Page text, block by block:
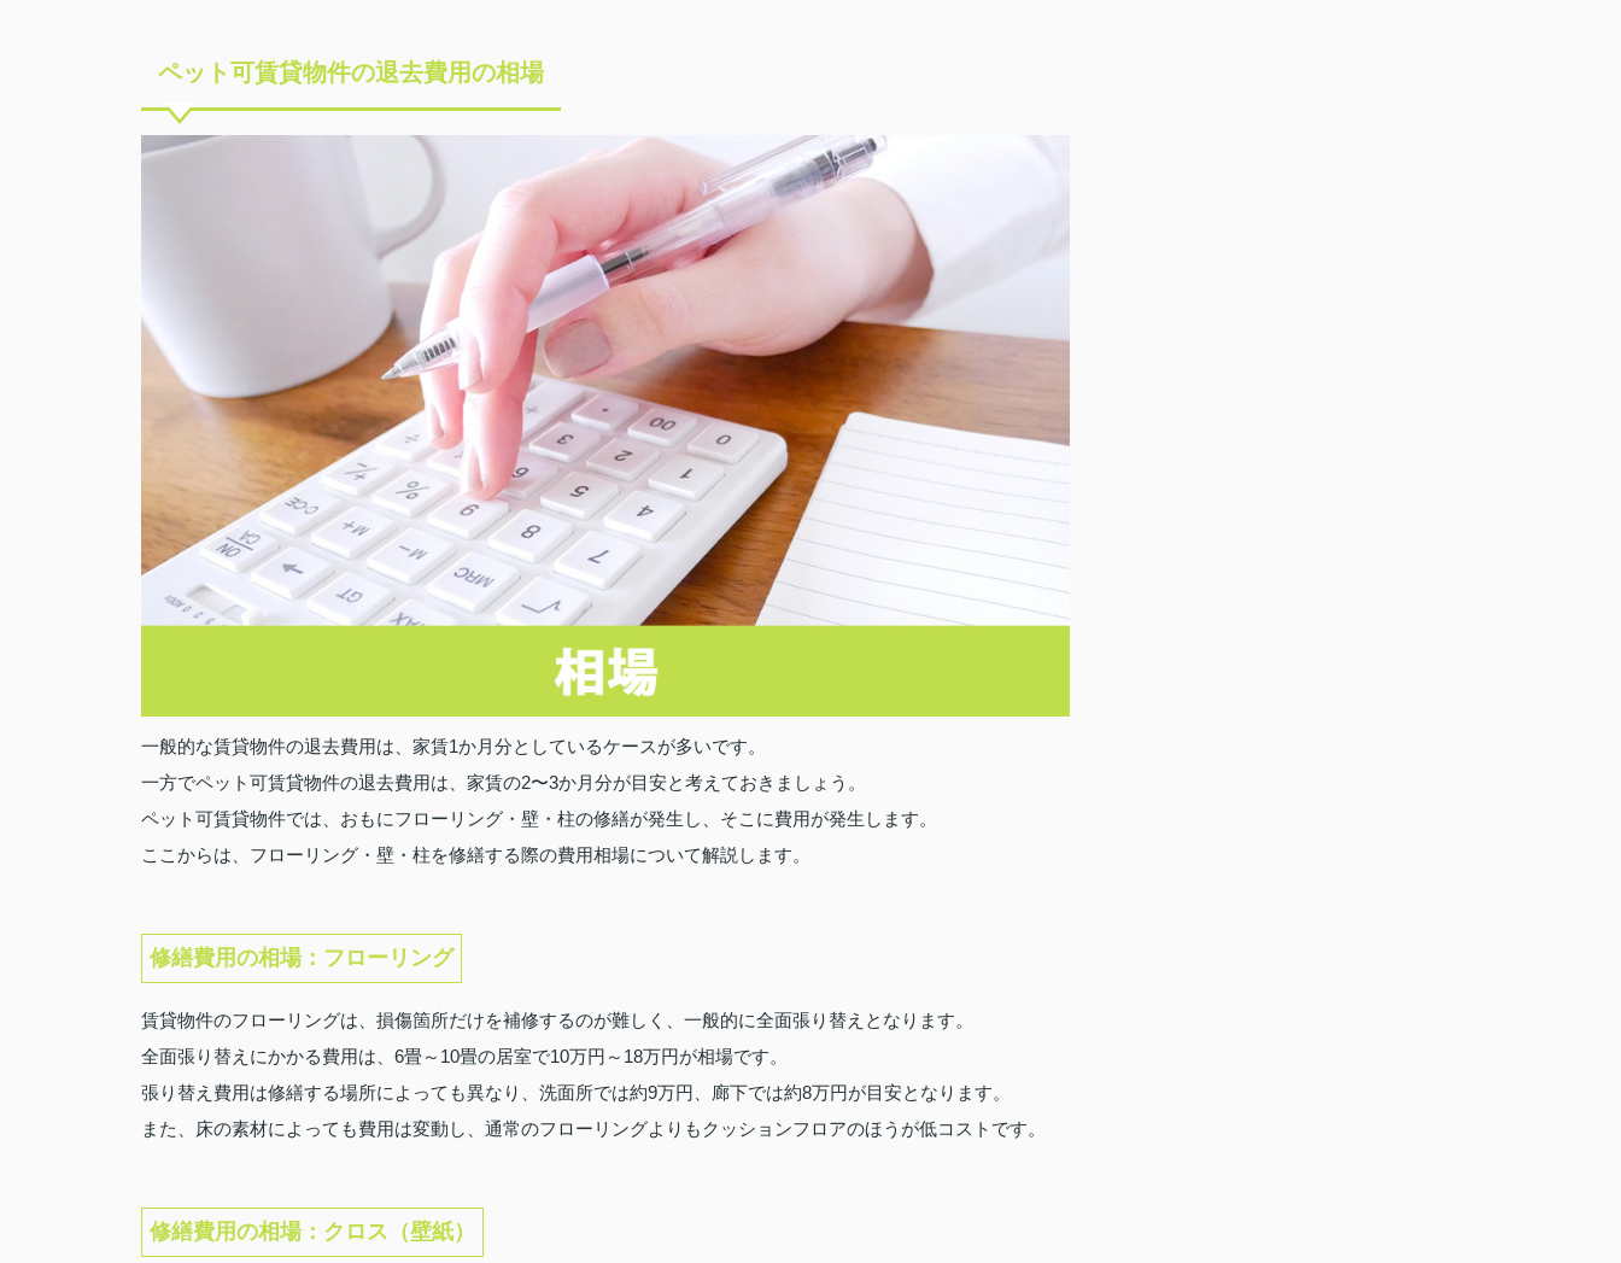
ペット可賃貸物件の退去費用の相場
一般的な賃貸物件の退去費用は、家賃1か月分としているケースが多いです。
一方でペット可賃貸物件の退去費用は、家賃の2〜3か月分が目安と考えておきましょう。
ペット可賃貸物件では、おもにフローリング・壁・柱の修繕が発生し、そこに費用が発生します。
ここからは、フローリング・壁・柱を修繕する際の費用相場について解説します。
修繕費用の相場：フローリング
賃貸物件のフローリングは、損傷箇所だけを補修するのが難しく、一般的に全面張り替えとなります。
全面張り替えにかかる費用は、6畳～10畳の居室で10万円～18万円が相場です。
張り替え費用は修繕する場所によっても異なり、洗面所では約9万円、廊下では約8万円が目安となります。
また、床の素材によっても費用は変動し、通常のフローリングよりもクッションフロアのほうが低コストです。
修繕費用の相場：クロス（壁紙）